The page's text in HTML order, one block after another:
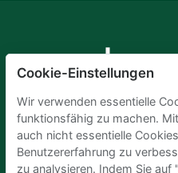
Cookie-Einstellungen
Wir verwenden essentielle
funktionsfähig zu machen.
auch nicht essentielle
Benutzererfahrung zu
zu analysieren. Indem Sie